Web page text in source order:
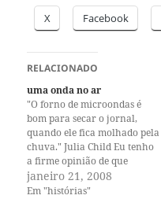
X Facebook
RELACIONADO
uma onda no ar
"O forno de microondas é
bom para secar o jornal,
quando ele fica molhado pela
chuva." Julia Child Eu tenho
a firme opinião de que
sempre que possível se deve
cozinhar com fogo. Olho
janeiro 21, 2008
Em "histórias"